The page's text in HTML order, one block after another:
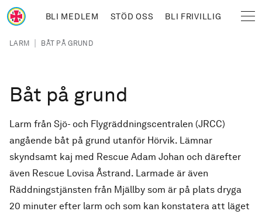
Hoppa till huvudinnehåll
BLI MEDLEM STÖD OSS BLI FRIVILLIG
Länkstig
LARM | BÅT PÅ GRUND
Båt på grund
Larm från Sjö- och Flygräddningscentralen (JRCC)
angående båt på grund utanför Hörvik. Lämnar
skyndsamt kaj med Rescue Adam Johan och därefter
även Rescue Lovisa Åstrand. Larmade är även
Räddningstjänsten från Mjällby som är på plats dryga
20 minuter efter larm och som kan konstatera att läget